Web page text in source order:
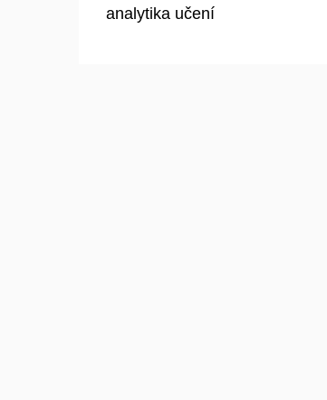
analytika učení